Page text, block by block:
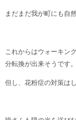
まだまだ我が町にも自
これからはウォーキン
分転換が出来そうです。
但し、花粉症の対策は